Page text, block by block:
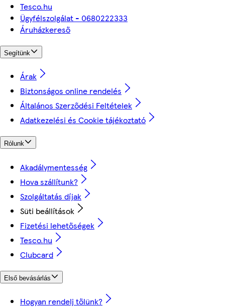
Tesco.hu
Ügyfélszolgálat - 0680222333
Áruházkereső
Segítünk
Árak
Biztonságos online rendelés
Általános Szerződési Feltételek
Adatkezelési és Cookie tájékoztató
Rólunk
Akadálymentesség
Hova szállítunk?
Szolgáltatás díjak
Süti beállítások
Fizetési lehetőségek
Tesco.hu
Clubcard
Első bevásárlás
Hogyan rendelj tőlünk?